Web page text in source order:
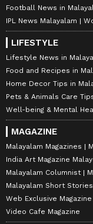
Football News in
IPL News Malayalam
LIFESTYLE
Lifestyle News in
Food and Recipes in
Home Decor Tips in
Pets & Animals Care
Well-being & Mental
MAGAZINE
Malayalam Magazines
India Art Magazine
Malayalam Columnist
Malayalam Short Stories
Web Exclusive Magazine
Video Cafe Magazine